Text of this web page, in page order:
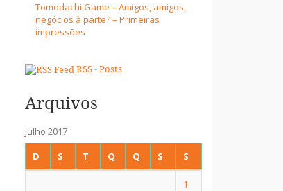
Tomodachi Game – Amigos, amigos,
negócios à parte? – Primeiras
impressões
RSS - Posts
Arquivos
julho 2017
D
S T Q Q S S
1